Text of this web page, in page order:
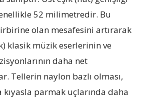
52 milimetredir. Bu
olan mesafesini artırarak
klasik müzik eserlerinin ve
daha net
Tellerin naylon bazlı olması,
parmak uçlarında daha